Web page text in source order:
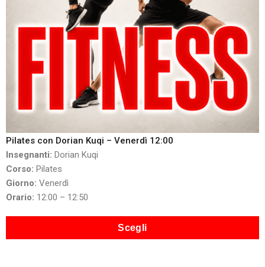
Pilates con Dorian Kuqi – Venerdì 12:00
Insegnanti: Dorian Kuqi
Corso: Pilates
Giorno: Venerdì
Orario: 12:00 – 12:50
Scegli